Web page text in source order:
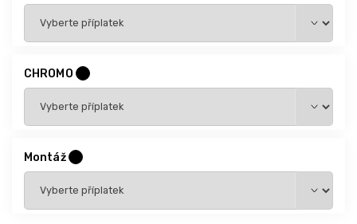
CHROMO
Montáž